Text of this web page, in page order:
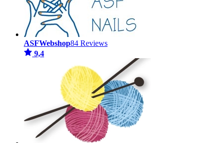
ASFWebshop84 Reviews
9,4